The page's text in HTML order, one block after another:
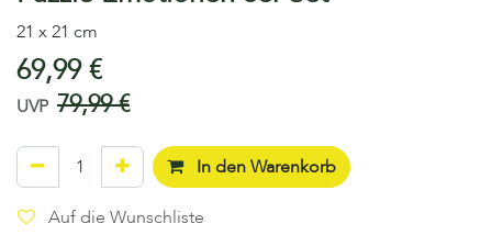
21 x 21 cm
69,99€
UVP 79,99€
In den Warenkorb
Auf die Wunschliste